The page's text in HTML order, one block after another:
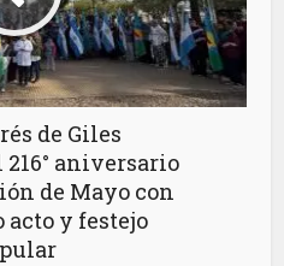
de Giles
aniversario
de Mayo con
y festejo